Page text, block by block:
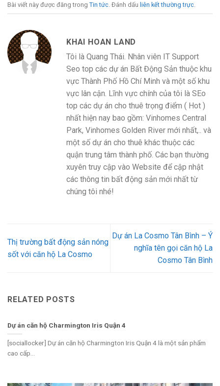
Bài viết này được đăng trong Tin tức . Đánh dấu liên kết thường trực
KHAI HOAN LAND
Tôi là Quang Thái. Nhân viên IT Support
Seo top các dự án Bất Động Sản thuộc khu
vực Thành Phố Hồ Chí Minh và một số khu
vực lân cận. Lĩnh vực chính của tôi là SEo
top các dự án cho thuê trọng điểm ( Hot )
nhất hiện nay bao gồm: Vinhomes Central
Park, Vinhomes Golden River mới nhất,.. và
một số dự án cho thuê khác thuộc các
quận trung tâm thành phố. Các bạn thường
xuyên truy cập vào Website để cập nhật
các thông tin bất động sản mới nhất từ
chúng tôi nhé!
Thị trường bất động sản nóng
sốt với căn hộ La Cosmo
Dự án La Cosmo Tân Bình – Ý
nghĩa tên gọi căn hộ La
Cosmo Tân Bình
RELATED POSTS
Dự án căn hộ Charmington Iris Quận 4
[sociallocker] Dự án căn hộ Charmington Iris Quận 4 là một sản phẩm
cao cấp...